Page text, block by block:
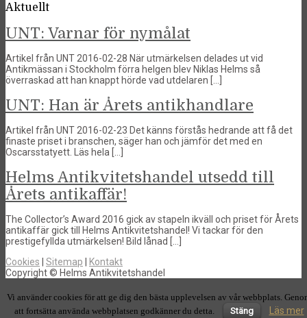
Aktuellt
UNT: Varnar för nymålat
Artikel från UNT 2016-02-28 När utmärkelsen delades ut vid
Antikmässan i Stockholm förra helgen blev Niklas Helms så
överraskad att han knappt hörde vad utdelaren […]
UNT: Han är Årets antikhandlare
Artikel från UNT 2016-02-23 Det känns förstås hedrande att få det
finaste priset i branschen, säger han och jämför det med en
Oscarsstatyett. Läs hela […]
Helms Antikvitetshandel utsedd till
Årets antikaffär!
The Collector’s Award 2016 gick av stapeln ikväll och priset för Årets
antikaffär gick till Helms Antikvitetshandel! Vi tackar för den
prestigefyllda utmärkelsen! Bild lånad […]
Cookies
Sitemap
Kontakt
Copyright © Helms Antikvitetshandel
Vi använder cookies för att ge dig den bästa upplevelsen av vår webbplats.
att fortsätta använda webbplatsen godkänner du detta.
Stäng Läs mer